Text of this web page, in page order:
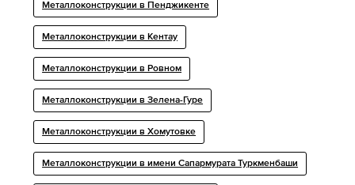
Металлоконструкции в Пенджикенте
Металлоконструкции в Кентау
Металлоконструкции в Ровном
Металлоконструкции в Зелена-Гуре
Металлоконструкции в Хомутовке
Металлоконструкции в имени Сапармурата Туркменбаши